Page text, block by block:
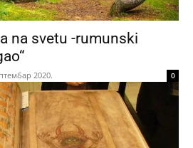
na svetu -rumunski
2020. 0